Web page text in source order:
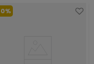
incrível de produtos da
pela nossa